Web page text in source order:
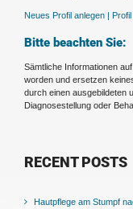
Neues Profil anlegen | Profil
Bitte beachten Sie:
Sämtliche Informationen
worden und ersetzen
durch einen ausgebildeten
Diagnosestellung oder
RECENT POSTS
Hautpflege am Stumpf